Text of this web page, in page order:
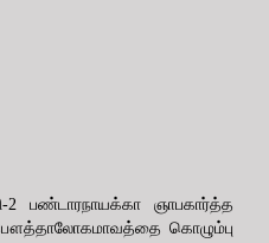
பண்டாரநாயக்கா ஞாபகார்த்த
கொழும்பு